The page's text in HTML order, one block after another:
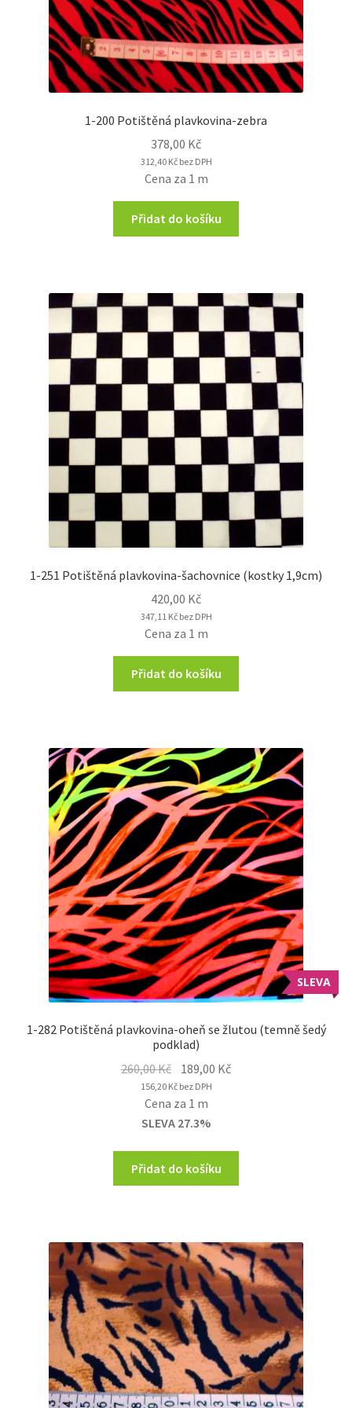
1-200 Potištěná plavkovina-zebra
378,00 Kč
312,40 Kčbez DPH
Cena za 1 m
Přidat do košíku
1-251 Potištěná plavkovina-šachovnice (kostky 1,9cm)
420,00 Kč
347,11 Kčbez DPH
Cena za 1 m
Přidat do košíku
SLEVA
1-282 Potištěná plavkovina-oheň se žlutou (temně šedý
podklad)
260,00Kč Original
price
was:
260,00 Kč.
189,00 KčCurrent
156,20 Kčbez DPH
Cena za 1 m
SLEVA 27.3%
Přidat do košíku